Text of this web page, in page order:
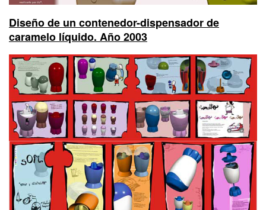
Diseño de un contenedor-dispensador de
caramelo líquido. Año 2003